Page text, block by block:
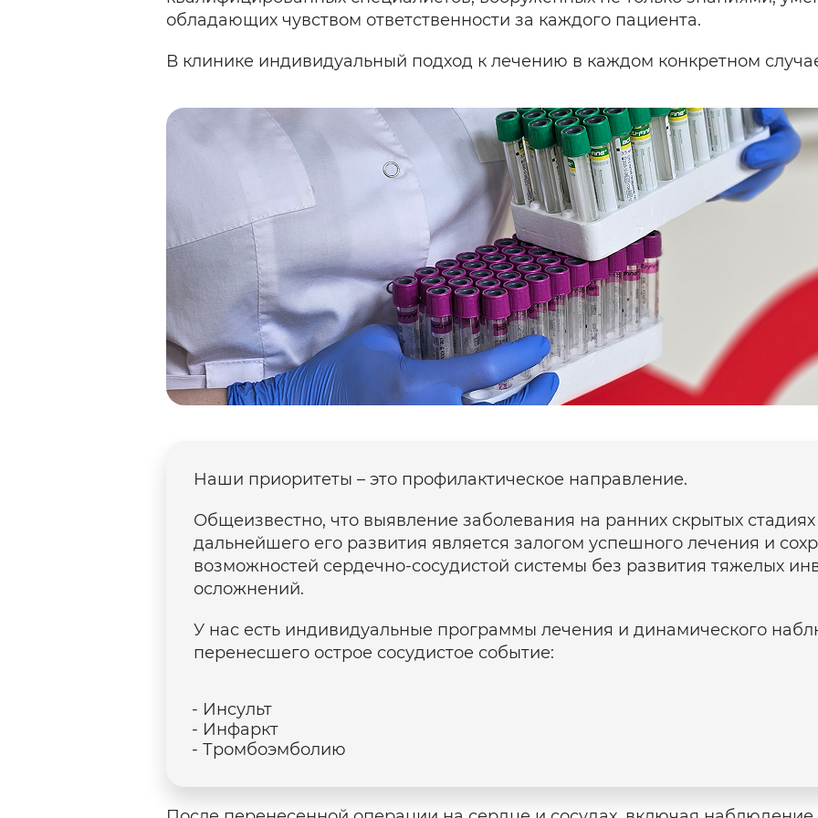
обладающих чувством ответственности за каждого пациента.
В клинике индивидуальный подход к лечению в каждом конкретном
Наши приоритеты – это профилактическое направление.
Общеизвестно, что выявление заболевания на ранних скрытых
дальнейшего его развития является залогом успешного лечения и
возможностей сердечно-сосудистой системы без развития тяжелых
осложнений.
У нас есть индивидуальные программы лечения и динамического
перенесшего острое сосудистое событие:
Инсульт
Инфаркт
Тромбоэмболию